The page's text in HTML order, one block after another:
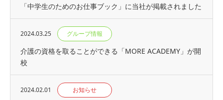
「中学生のためのお仕事ブック」に当社が掲載されました
2024.03.25 グループ情報
介護の資格を取ることができる「MORE ACADEMY」が開
校
2024.02.01 お知らせ